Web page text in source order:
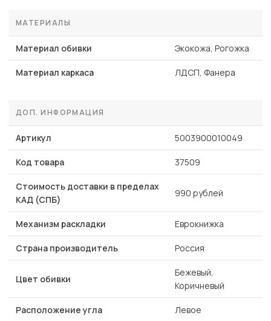
МАТЕРИАЛЫ
Материал обивки Экокожа, Рогожка
Материал каркаса ЛДСП, Фанера
ДОП. ИНФОРМАЦИЯ
Артикул 5003900010049
Код товара 37509
Стоимость доставки в пределах
КАД (СПБ)
990 рублей
Механизм раскладки Еврокнижка
Страна производитель Россия
Цвет обивки
Бежевый,
Коричневый
Расположение угла Левое